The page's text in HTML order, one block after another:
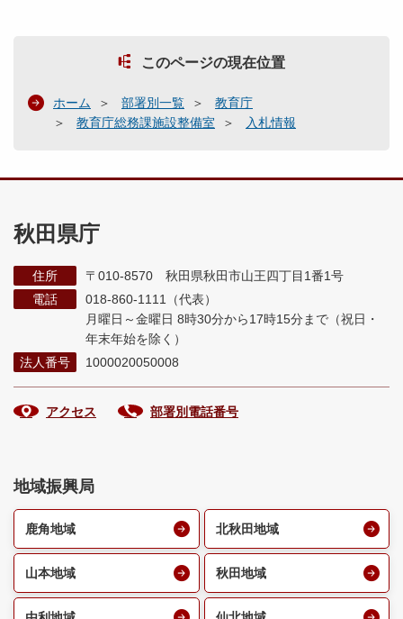
このページの現在位置
ホーム 部署別一覧
教育庁
教育庁総務課施設整備室
入札情報
秋田県庁
住所
〒010-8570 秋田県秋田市山王四丁目1番1号
電話
018-860-1111（代表）
月曜日～金曜日 8時30分から17時15分まで （祝日・
年末年始を除く）
法人番号
1000020050008
アクセス 部署別電話番号
地域振興局
鹿角地域 北秋田地域
山本地域 秋田地域